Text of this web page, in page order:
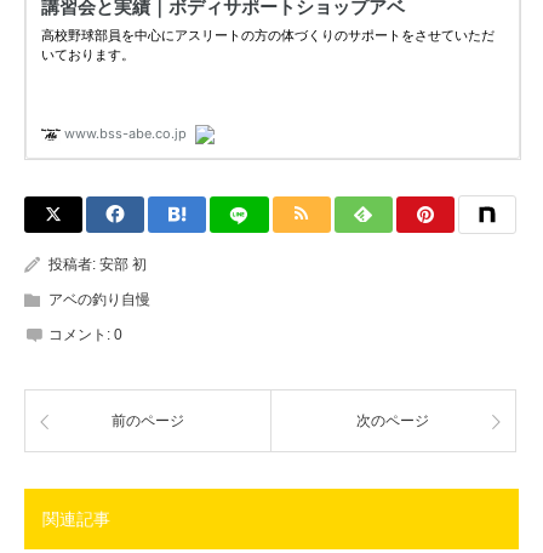
投稿者: 安部 初
アベの釣り自慢
コメント: 0
前のページ 次のページ
関連記事